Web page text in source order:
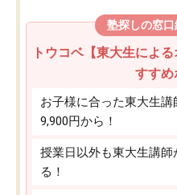
塾探しの窓
トウコベ【東大生によ
すすめ
お子様に合った東大生
9,900円から！
授業日以外も東大生講
る！